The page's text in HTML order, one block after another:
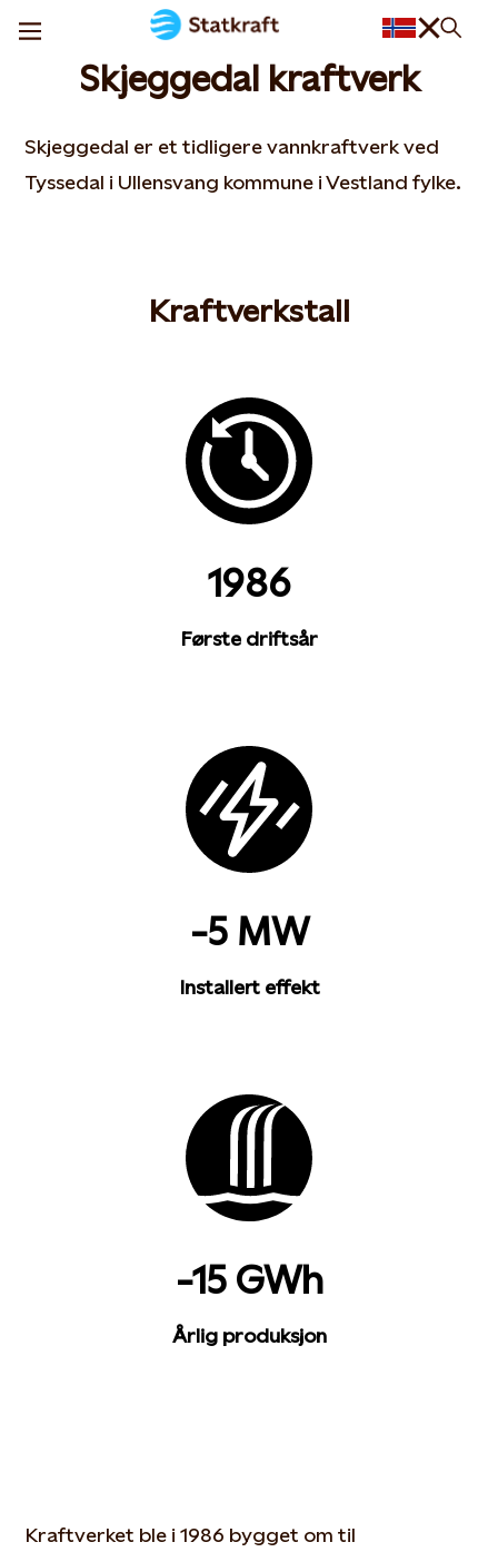
Skjeggedal kraftverk
Skjeggedal er et tidligere vannkraftverk ved
Tyssedal i Ullensvang kommune i Vestland fylke.
Kraftverkstall
1986
Første driftsår
-5 MW
Installert effekt
-15 GWh
Årlig produksjon
Kraftverket ble i 1986 bygget om til